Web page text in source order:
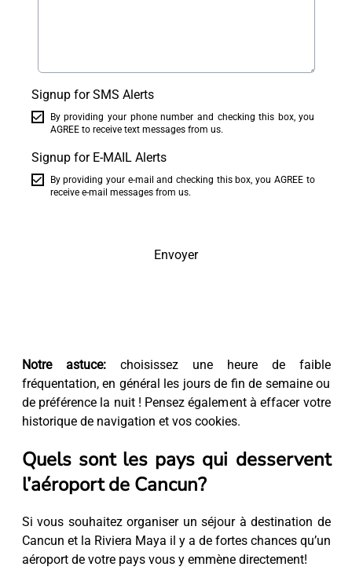
Signup for SMS Alerts
By providing your phone number and checking this box, you
AGREE to receive text messages from us.
Signup for E-MAIL Alerts
By providing your e-mail and checking this box, you AGREE to
receive e-mail messages from us.
Envoyer
Notre astuce:choisissez une heure de faible
fréquentation, en général les jours de fin de semaine ou
de préférence la nuit ! Pensez également à effacer votre
historique de navigation et vos cookies.
Quels sont les pays qui desservent
l’aéroport de Cancun?
Si vous souhaitez organiser un séjour à destination de
Cancun et la Riviera Maya il y a de fortes chances qu’un
aéroport de votre pays vous y emmène directement!